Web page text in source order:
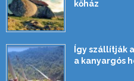
kőház
Így szállítják
a kanyargós